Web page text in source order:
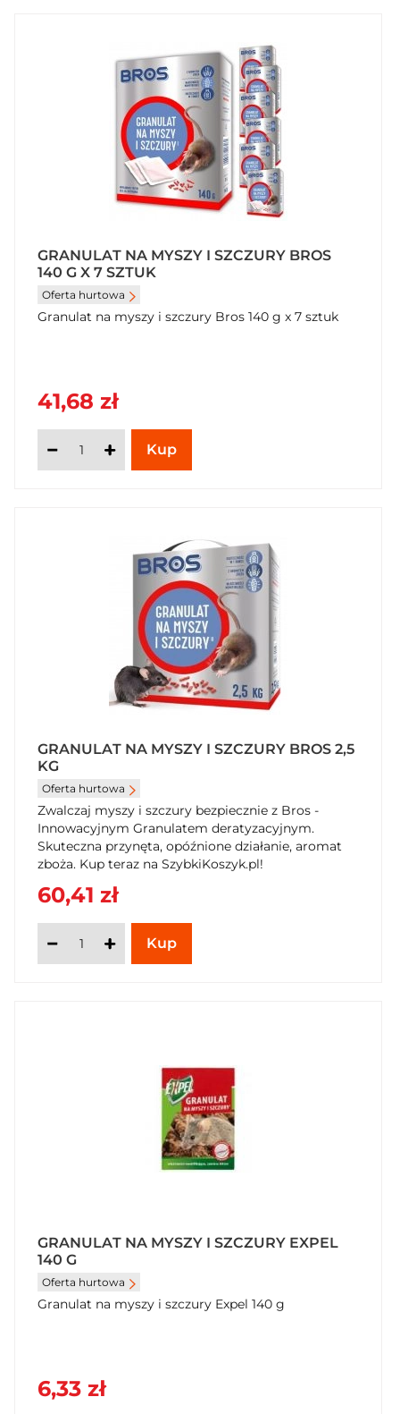
GRANULAT NA MYSZY I SZCZURY BROS
140 G X 7 SZTUK
Oferta hurtowa
Granulat na myszy i szczury Bros 140 g x 7 sztuk
41,68 zł
GRANULAT NA MYSZY I SZCZURY BROS 2,5
KG
Oferta hurtowa
Zwalczaj myszy i szczury bezpiecznie z Bros -
Innowacyjnym Granulatem deratyzacyjnym.
Skuteczna przynęta, opóźnione działanie, aromat
zboża. Kup teraz na SzybkiKoszyk.pl!
60,41 zł
GRANULAT NA MYSZY I SZCZURY EXPEL
140 G
Oferta hurtowa
Granulat na myszy i szczury Expel 140 g
6,33 zł